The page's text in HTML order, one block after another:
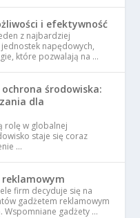
i efektywność
z najbardziej
napędowych,
które pozwalają na …
środowiska:
dla
rolę w globalnej
staje się coraz
…
firm decyduje się na
gadżetem reklamowym
Wspomniane gadżety …